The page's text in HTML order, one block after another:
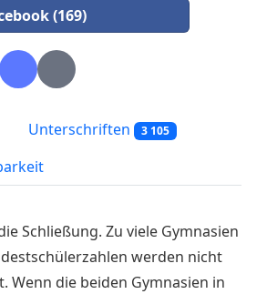
(169)
Unterschriften 3 105
Schließung. Zu viele Gymnasien
werden nicht
Wenn die beiden Gymnasien in